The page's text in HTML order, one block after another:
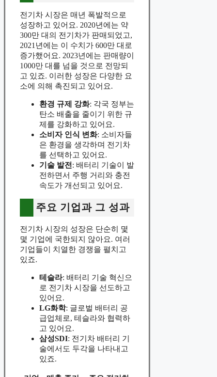
전기차 시장은 매년 폭발적으로
성장하고 있어요. 2020년에는 약
300만 대의 전기차가 판매되었고,
2021년에는 이 수치가 600만 대로
증가했어요. 2023년에는 판매량이
1000만 대를 넘을 것으로 전망되
고 있죠. 이러한 성장은 다양한 요
소에 의해 촉진되고 있어요.
환경 규제 강화: 각국 정부는
탄소 배출을 줄이기 위한 규
제를 강화하고 있어요.
소비자 인식 변화: 소비자들
은 환경을 생각하며 전기차
를 선택하고 있어요.
기술 발전 : 배터리 기술이 발
전하면서 주행 거리와 충전
속도가 개선되고 있어요.
주요 기업과 그 성과
전기차 시장의 성장은 단순히 몇
몇 기업에 국한되지 않아요. 여러
기업들이 치열한 경쟁을 펼치고
있죠.
테슬라: 배터리 기술 혁신으
로 전기차 시장을 선도하고
있어요.
LG화학: 글로벌 배터리 공
급업체로, 테슬라와 협력하
고 있어요.
삼성SDI: 전기차 배터리 기
술에서도 두각을 나타내고
있죠.